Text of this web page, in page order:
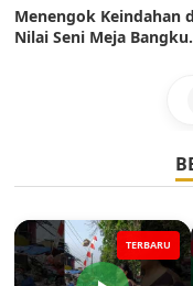
Menengok Keindahan
Nilai Seni Meja Bangku